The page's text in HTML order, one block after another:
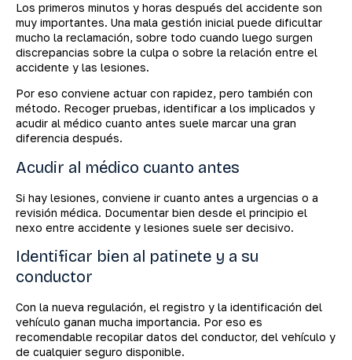
Los primeros minutos y horas después del accidente son
muy importantes. Una mala gestión inicial puede dificultar
mucho la reclamación, sobre todo cuando luego surgen
discrepancias sobre la culpa o sobre la relación entre el
accidente y las lesiones.
Por eso conviene actuar con rapidez, pero también con
método. Recoger pruebas, identificar a los implicados y
acudir al médico cuanto antes suele marcar una gran
diferencia después.
Acudir al médico cuanto antes
Si hay lesiones, conviene ir cuanto antes a urgencias o a
revisión médica. Documentar bien desde el principio el
nexo entre accidente y lesiones suele ser decisivo.
Identificar bien al patinete y a su
conductor
Con la nueva regulación, el registro y la identificación del
vehículo ganan mucha importancia. Por eso es
recomendable recopilar datos del conductor, del vehículo y
de cualquier seguro disponible.